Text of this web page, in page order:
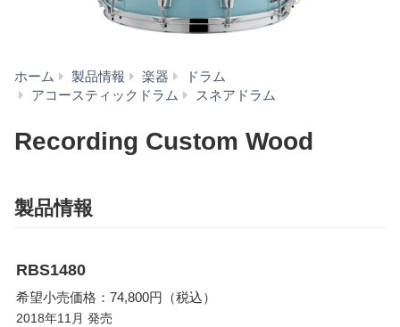
ホーム 製品情報 楽器
ドラム
アコースティックドラム
スネアドラム
Wood
Recording Custom Wood
製品情報
RBS1480
希望小売価格：74,800円（税込）
2018年11月 発売